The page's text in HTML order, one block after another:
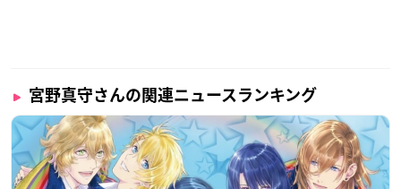
宮野真守さんの関連ニュースランキング